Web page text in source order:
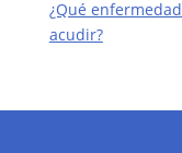
¿Qué
acudir?